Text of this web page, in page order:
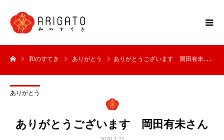
和のすてき ありがとう ありがとうございます 岡田有未さん
ありがとう
ありがとうございます 岡田有未さん